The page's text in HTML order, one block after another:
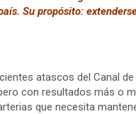
Su propósito:
atascos del Canal
con resultados más o
que necesita